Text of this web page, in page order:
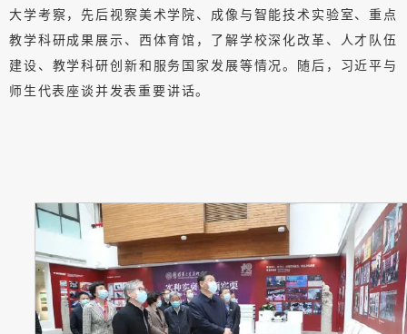
大学考察，先后视察美术学院、成像与智能技术实验室、重点
教学科研成果展示、西体育馆，了解学校深化改革、人才队伍
建设、教学科研创新和服务国家发展等情况。随后，习近平与
师生代表座谈并发表重要讲话。